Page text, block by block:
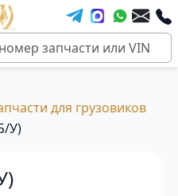
для грузовиков
У)